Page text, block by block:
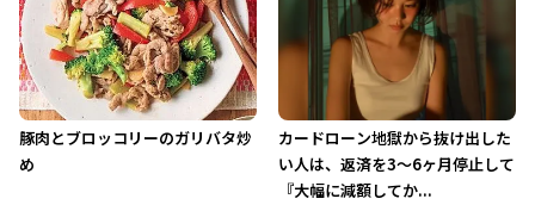
豚肉とブロッコリーのガリバタ炒
め
カードローン地獄から抜け出した
い人は、返済を3～6ヶ月停止して
『大幅に減額してか...